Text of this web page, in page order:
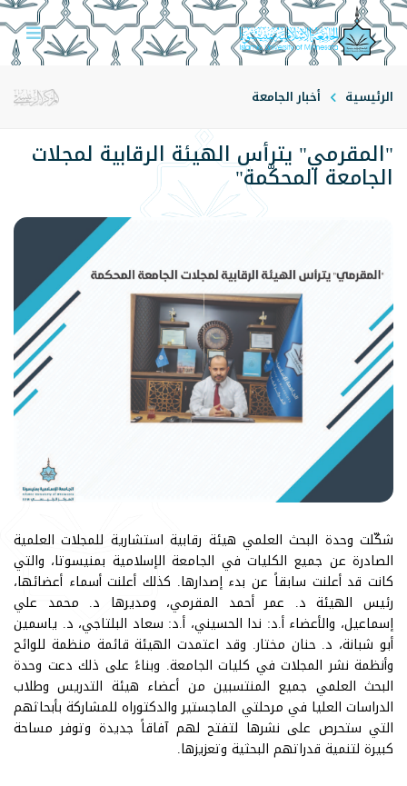
الرئيسية أخبار الجامعة
"المقرمي" يترأس الهيئة الرقابية لمجلات
الجامعة المحكّمة"
شكّلت وحدة البحث العلمي هيئة رقابية استشارية للمجلات العلمية
الصادرة عن جميع الكليات في الجامعة الإسلامية بمنيسوتا، والتي
كانت قد أعلنت سابقاً عن بدء إصدارها. كذلك أعلنت أسماء أعضائها،
رئيس الهيئة د. عمر أحمد المقرمي، ومديرها د. محمد علي
إسماعيل، والأعضاء أ.د: ندا الحسيني، أ.د: سعاد البلتاجي، د. ياسمين
أبو شبانة، د. حنان مختار. وقد اعتمدت الهيئة قائمة منظمة للوائح
وأنظمة نشر المجلات في كليات الجامعة. وبناءً على ذلك دعت وحدة
البحث العلمي جميع المنتسبين من أعضاء هيئة التدريس وطلاب
الدراسات العليا في مرحلتي الماجستير والدكتوراه للمشاركة بأبحاثهم
التي ستحرص على نشرها لتفتح لهم آفاقاً جديدة وتوفر مساحة
كبيرة لتنمية قدراتهم البحثية وتعزيزها.